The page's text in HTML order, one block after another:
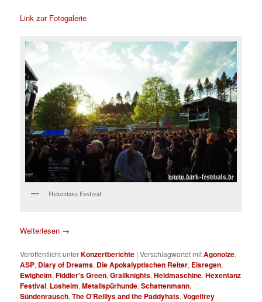
Link zur Fotogalerie
Hexentanz Festival
Weiterlesen →
Veröffentlicht unterKonzertberichte |Verschlagwortet mitAgonoize,
ASP, Diary of Dreams, Die Apokalyptischen Reiter, Eisregen,
Ewigheim,Fiddler's Green,Grailknights,Heldmaschine,Hexentanz
Festival, Losheim,Metallspürhunde,Schattenmann,
Sündenrausch,The O'Reillys and the Paddyhats,Vogelfrey